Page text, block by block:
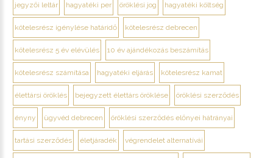
jegyzői leltár hagyatéki per öröklési jog hagyatéki költség
kötelesrész igénylése határidő kötelesrész debrecen
kötelesrész 5 év elévülés 10 év ajándékozás beszámítás
kötelesrész számítása hagyatéki eljárás kötelesrész kamat
élettársi öröklés bejegyzett élettárs öröklése öröklési szerződés
ényny ügyvéd debrecen öröklési szerződés előnyei hátrányai
tartási szerződés életjáradék végrendelet alternatívái